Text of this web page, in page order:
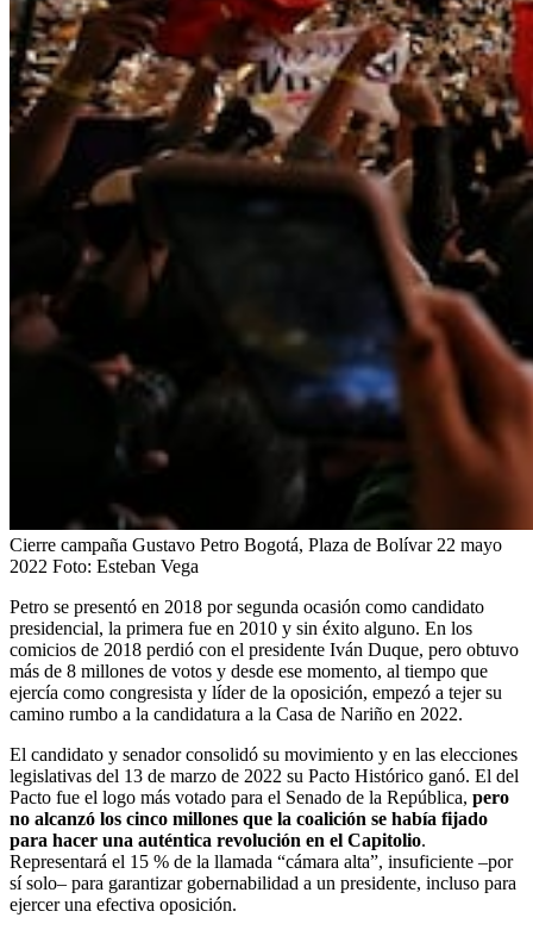
Cierre campaña Gustavo Petro Bogotá, Plaza de Bolívar 22 mayo
2022 Foto: Esteban Vega
Petro se presentó en 2018 por segunda ocasión como candidato
presidencial, la primera fue en 2010 y sin éxito alguno. En los
comicios de 2018 perdió con el presidente Iván Duque, pero obtuvo
más de 8 millones de votos y desde ese momento, al tiempo que
ejercía como congresista y líder de la oposición, empezó a tejer su
camino rumbo a la candidatura a la Casa de Nariño en 2022.
El candidato y senador consolidó su movimiento y en las elecciones
legislativas del 13 de marzo de 2022 su Pacto Histórico ganó. El del
Pacto fue el logo más votado para el Senado de la República, pero
no alcanzó los cinco millones que la coalición se había fijado
para hacer una auténtica revolución en el Capitolio.
Representará el 15 % de la llamada “cámara alta”, insuficiente –por
sí solo– para garantizar gobernabilidad a un presidente, incluso para
ejercer una efectiva oposición.